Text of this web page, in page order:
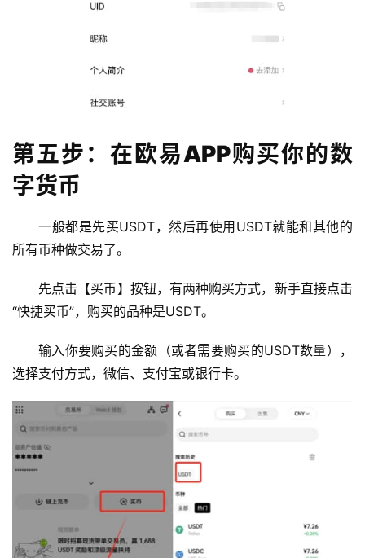
第五步：在欧易APP购买你的数
字货币
一般都是先买USDT，然后再使用USDT就能和其他的
所有币种做交易了。
先点击【买币】按钮，有两种购买方式，新手直接点击
“快捷买币”，购买的品种是USDT。
输入你要购买的金额（或者需要购买的USDT数量），
选择支付方式，微信、支付宝或银行卡。